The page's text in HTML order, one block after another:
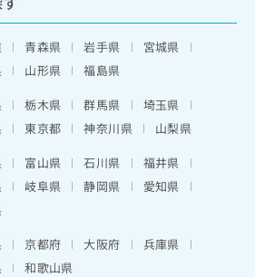
青森県 岩手県
宮城県
山形県
福島県
栃木県 群馬県
埼玉県
東京都 神奈川県
山梨県
富山県 石川県
福井県
岐阜県 静岡県
愛知県
京都府 大阪府
兵庫県
和歌山県